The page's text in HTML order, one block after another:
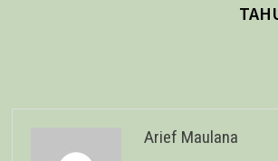
Arief Maulana